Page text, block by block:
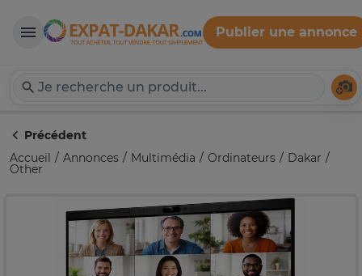
Expat-Dakar
Publier une annonce
Précédent
Accueil
Annonces Multimédia Ordinateurs Dakar
Other